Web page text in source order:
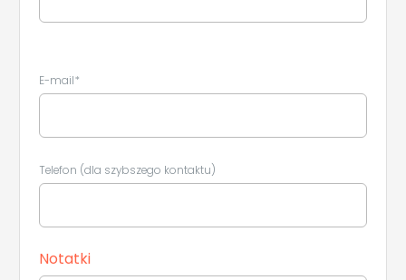
E-mail*
Telefon (dla szybszego kontaktu)
Notatki